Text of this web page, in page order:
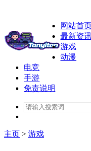
网站首
最新资
游戏
动漫
电竞
手游
免责说明
主页 > 游戏